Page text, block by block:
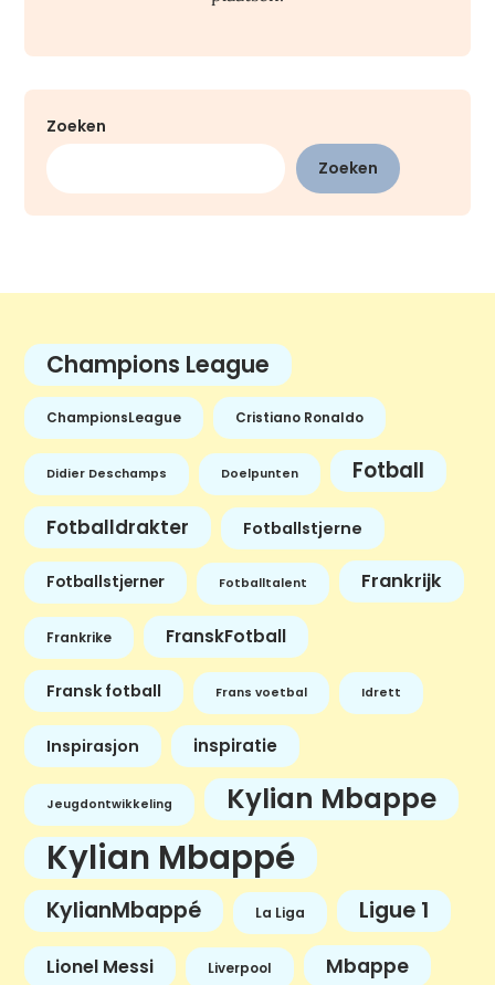
Zoeken
Zoeken
Champions League
ChampionsLeague Cristiano Ronaldo
Didier Deschamps Doelpunten Fotball
Fotballdrakter Fotballstjerne
Fotballstjerner Fotballtalent Frankrijk
Frankrike FranskFotball
Fransk fotball Frans voetbal Idrett
Inspirasjon inspiratie
Jeugdontwikkeling Kylian Mbappe
Kylian Mbappé
KylianMbappé La Liga Ligue 1
Lionel Messi Liverpool Mbappe